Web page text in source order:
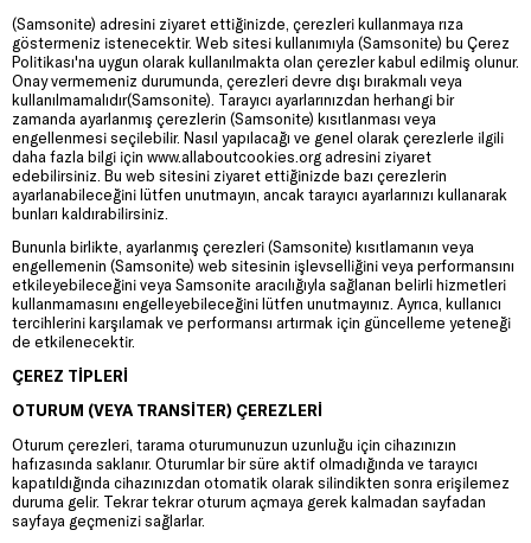
(Samsonite) adresini ziyaret ettiğinizde, çerezleri kullanmaya rıza
göstermeniz istenecektir. Web sitesi kullanımıyla (Samsonite) bu Çerez
Politikası'na uygun olarak kullanılmakta olan çerezler kabul edilmiş olunur.
Onay vermemeniz durumunda, çerezleri devre dışı bırakmalı veya
kullanılmamalıdır(Samsonite). Tarayıcı ayarlarınızdan herhangi bir
zamanda ayarlanmış çerezlerin (Samsonite) kısıtlanması veya
engellenmesi seçilebilir. Nasıl yapılacağı ve genel olarak çerezlerle ilgili
daha fazla bilgi için www.allaboutcookies.org adresini ziyaret
edebilirsiniz. Bu web sitesini ziyaret ettiğinizde bazı çerezlerin
ayarlanabileceğini lütfen unutmayın, ancak tarayıcı ayarlarınızı kullanarak
bunları kaldırabilirsiniz.
Bununla birlikte, ayarlanmış çerezleri (Samsonite) kısıtlamanın veya
engellemenin (Samsonite) web sitesinin işlevselliğini veya performansını
etkileyebileceğini veya Samsonite aracılığıyla sağlanan belirli hizmetleri
kullanmamasını engelleyebileceğini lütfen unutmayınız. Ayrıca, kullanıcı
tercihlerini karşılamak ve performansı artırmak için güncelleme yeteneği
de etkilenecektir.
ÇEREZ TİPLERİ
OTURUM (VEYA TRANSİTER) ÇEREZLERİ
Oturum çerezleri, tarama oturumunuzun uzunluğu için cihazınızın
hafızasında saklanır. Oturumlar bir süre aktif olmadığında ve tarayıcı
kapatıldığında cihazınızdan otomatik olarak silindikten sonra erişilemez
duruma gelir. Tekrar tekrar oturum açmaya gerek kalmadan sayfadan
sayfaya geçmenizi sağlarlar.